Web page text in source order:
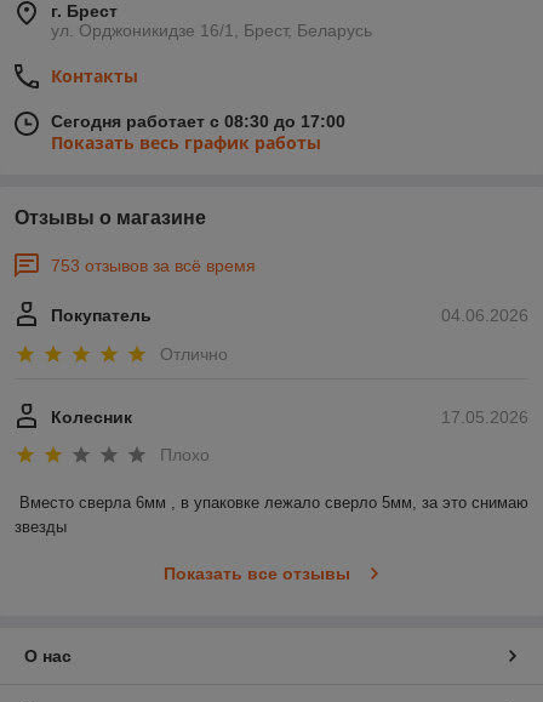
г. Брест
ул. Орджоникидзе 16/1, Брест, Беларусь
Контакты
Сегодня работает с 08:30 до 17:00
Показать весь график работы
Отзывы о магазине
753 отзывов за всё время
04.06.2026
Покупатель
Отлично
17.05.2026
Колесник
Плохо
Вместо сверла 6мм , в упаковке лежало сверло 5мм, за это снимаю
звезды
Показать все отзывы
О нас